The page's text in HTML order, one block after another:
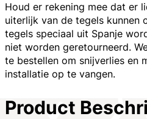
Houd er rekening mee dat er
uiterlijk van de tegels kunnen
tegels speciaal uit Spanje
niet worden geretourneerd.
te bestellen om snijverlies en
installatie op te vangen.
Product